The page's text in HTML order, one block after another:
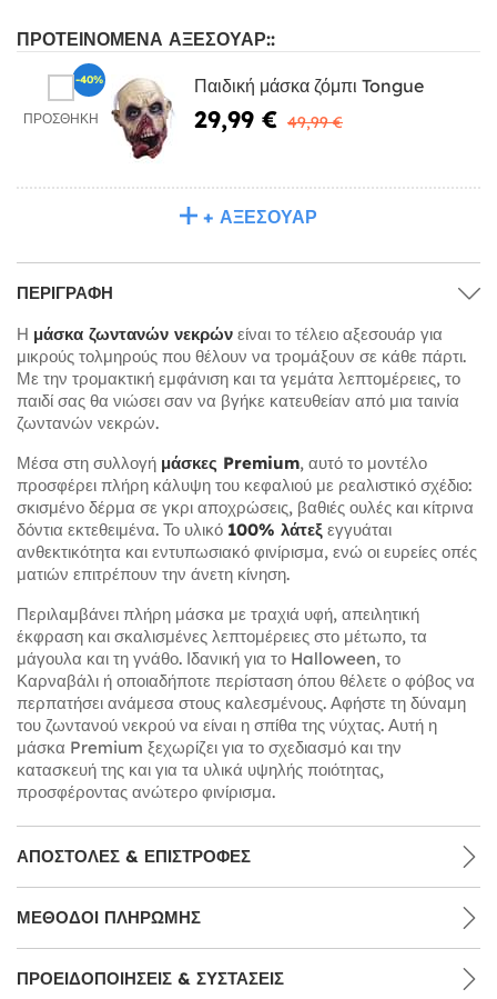
ΠΡΟΤΕΙΝΌΜΕΝΑ ΑΞΕΣΟΥΆΡ::
ΠΡΟΣΘΉΚΗ
Παιδική μάσκα ζόμπι Tongue
29,99 € 49,99 €
-40%
+ ΑΞΕΣΟΥΆΡ
ΠΕΡΙΓΡΑΦΉ
Η μάσκα ζωντανών νεκρών είναι το τέλειο αξεσουάρ για
μικρούς τολμηρούς που θέλουν να τρομάξουν σε κάθε πάρτι.
Με την τρομακτική εμφάνιση και τα γεμάτα λεπτομέρειες, το
παιδί σας θα νιώσει σαν να βγήκε κατευθείαν από μια ταινία
ζωντανών νεκρών.
Μέσα στη συλλογή μάσκες Premium, αυτό το μοντέλο
προσφέρει πλήρη κάλυψη του κεφαλιού με ρεαλιστικό σχέδιο:
σκισμένο δέρμα σε γκρι αποχρώσεις, βαθιές ουλές και κίτρινα
δόντια εκτεθειμένα. Το υλικό 100% λάτεξ εγγυάται
ανθεκτικότητα και εντυπωσιακό φινίρισμα, ενώ οι ευρείες οπές
ματιών επιτρέπουν την άνετη κίνηση.
Περιλαμβάνει πλήρη μάσκα με τραχιά υφή, απειλητική
έκφραση και σκαλισμένες λεπτομέρειες στο μέτωπο, τα
μάγουλα και τη γνάθο. Ιδανική για το Halloween, το
Καρναβάλι ή οποιαδήποτε περίσταση όπου θέλετε ο φόβος να
περπατήσει ανάμεσα στους καλεσμένους. Αφήστε τη δύναμη
του ζωντανού νεκρού να είναι η σπίθα της νύχτας. Αυτή η
μάσκα Premium ξεχωρίζει για το σχεδιασμό και την
κατασκευή της και για τα υλικά υψηλής ποιότητας,
προσφέροντας ανώτερο φινίρισμα.
ΑΠΟΣΤΟΛΈΣ & ΕΠΙΣΤΡΟΦΈΣ
ΜΕΘΌΔΟΙ ΠΛΗΡΩΜΉΣ
ΠΡΟΕΙΔΟΠΟΙΉΣΕΙΣ & ΣΥΣΤΆΣΕΙΣ